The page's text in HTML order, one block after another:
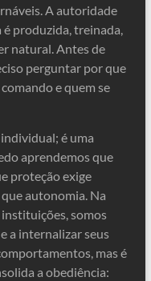
A autoridade
produzida, treinada,
natural. Antes de
perguntar por que
e quem se
é uma
aprendemos que
proteção exige
autonomia. Na
somos
a internalizar seus
mas é
a obediência: